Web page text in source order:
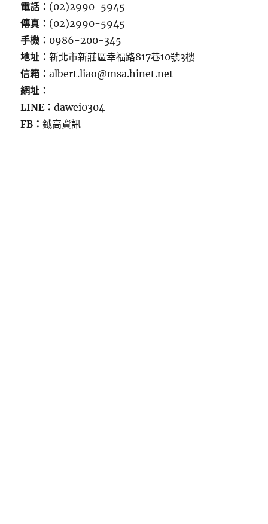
電話： (02)2990-5945
傳真： (02)2990-5945
手機： 0986-200-345
地址：新北市新莊區幸福路817巷10號3樓
信箱：albert.liao@msa.hinet.net
網址：
LINE：dawei0304
FB：鉞高資訊